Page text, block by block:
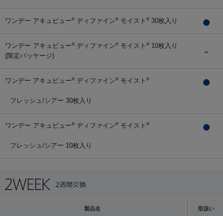
ワンデー アキュビュー® ディファイン® モイスト ® 30枚入り
ワンデー アキュビュー® ディファイン® モイスト ® 10枚入り
(限定パッケージ)
ワンデー アキュビュー® ディファイン® モイスト ®
フレッシュ/シアー 30枚入り
ワンデー アキュビュー® ディファイン® モイスト ®
フレッシュ/シアー 10枚入り
製品名 取扱い